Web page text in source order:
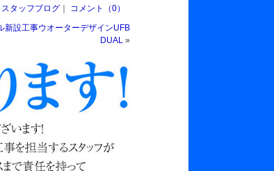
スタッフブログ｜
コメント（0）
新設工事ウオーターデザインUFB
DUAL»